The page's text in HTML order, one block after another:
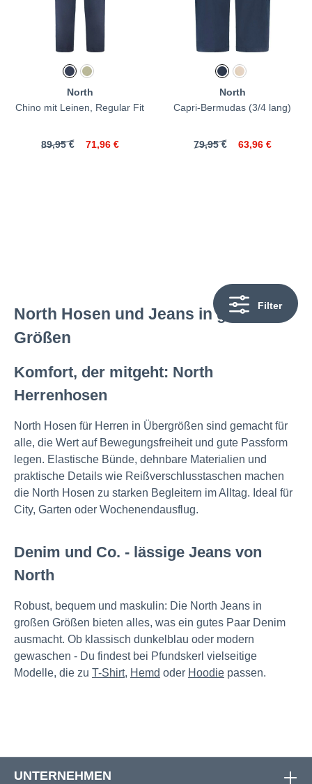
Filter
North
Chino mit Leinen, Regular Fit
89,95 € 71,96 €
North
Capri-Bermudas (3/4 lang)
79,95 € 63,96 €
North Hosen und Jeans in großen
Größen
Komfort, der mitgeht: North
Herrenhosen
North Hosen für Herren in Übergrößen sind gemacht für
alle, die Wert auf Bewegungsfreiheit und gute Passform
legen. Elastische Bünde, dehnbare Materialien und
praktische Details wie Reißverschlusstaschen machen
die North Hosen zu starken Begleitern im Alltag. Ideal für
City, Garten oder Wochenendausflug.
Denim und Co. - lässige Jeans von
North
Robust, bequem und maskulin: Die North Jeans in
großen Größen bieten alles, was ein gutes Paar Denim
ausmacht. Ob klassisch dunkelblau oder modern
gewaschen - Du findest bei Pfundskerl vielseitige
Modelle, die zu T-Shirt, Hemd oder Hoodie passen.
UNTERNEHMEN